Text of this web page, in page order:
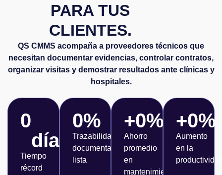
PARA TUS
CLIENTES.
QS CMMS acompaña a proveedores técnicos que
necesitan documentar evidencias, controlar contratos,
organizar visitas y demostrar resultados ante clínicas y
hospitales.
0
días
Tiempo
récord
0%
Trazabilidad
documental
lista
+0%
Ahorro
promedio
en
mantenimientos
+0%
Aumento
en la